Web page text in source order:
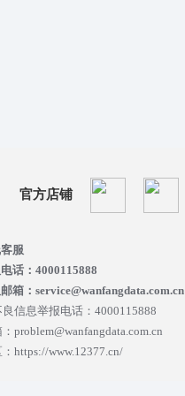
官方店铺
服
话：4000115888
箱：service@wanfangdata.com.cn
信息举报电话：4000115888
problem@wanfangdata.com.cn
https://www.12377.cn/